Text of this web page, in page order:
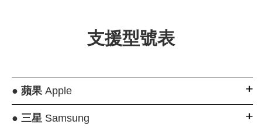
支援型號表
● 蘋果Apple
● 三星Samsung